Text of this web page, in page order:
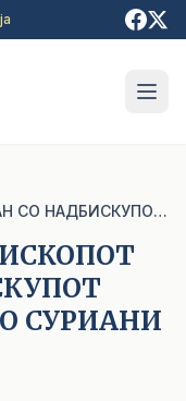
СРЕДБА НА АРХИЕПИСКОПОТ СТЕФАН СО НАДБИСКУПОТ МОНСИЊОР ЛУЧАНО СУРИАНИ
СУРИАНИ